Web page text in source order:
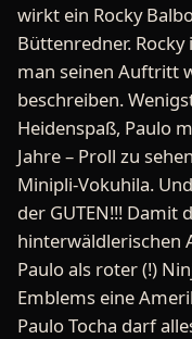
wirkt ein Rocky
Büttenredner.
man seinen Auftritt
beschreiben.
Heidenspaß, Paulo
Jahre – Proll zu
Minipli-Vokuhila.
der GUTEN!!! Damit
hinterwäldlerischen
Paulo als roter (!)
Emblems eine
Paulo Tocha darf